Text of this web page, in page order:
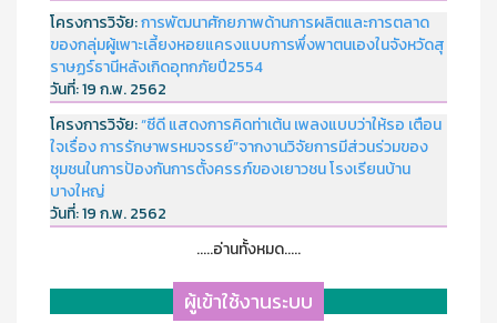
โครงการวิจัย:การพัฒนาศักยภาพด้านการผลิตและการตลาด
ของกลุ่มผู้เพาะเลี้ยงหอยแครงแบบการพึ่งพาตนเองในจังหวัดสุ
ราษฏร์ธานีหลังเกิดอุทกภัยปี2554
วันที่:19 ก.พ. 2562
โครงการวิจัย:“ซีดี แสดงการคิดท่าเต้น เพลงแบบว่าให้รอ เตือน
ใจเรื่อง การรักษาพรหมจรรย์”จากงานวิจัยการมีส่วนร่วมของ
ชุมชนในการป้องกันการตั้งครรภ์ของเยาวชน โรงเรียนบ้าน
บางใหญ่
วันที่:19 ก.พ. 2562
.....อ่านทั้งหมด.....
ผู้เข้าใช้งานระบบ